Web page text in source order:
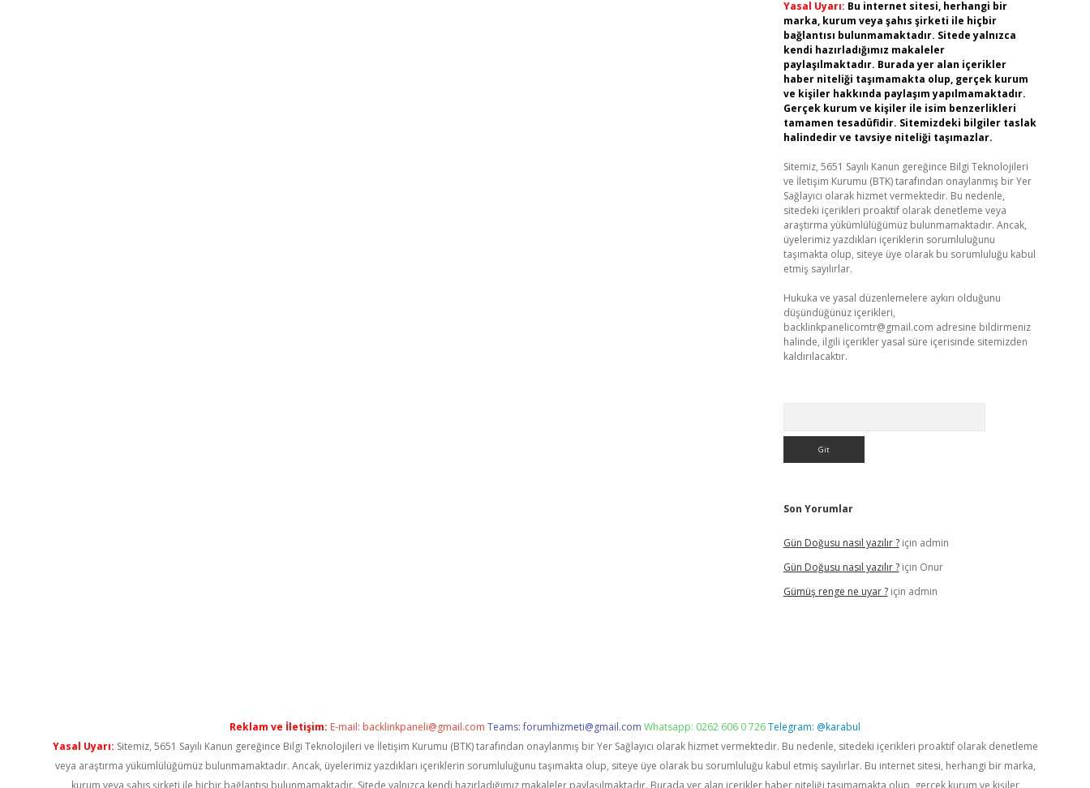
Yasal Uyarı: Bu internet sitesi, herhangi bir
marka, kurum veya şahıs şirketi ile hiçbir
bağlantısı bulunmamaktadır. Sitede yalnızca
kendi hazırladığımız makaleler
paylaşılmaktadır. Burada yer alan içerikler
haber niteliği taşımamakta olup, gerçek kurum
ve kişiler hakkında paylaşım yapılmamaktadır.
Gerçek kurum ve kişiler ile isim benzerlikleri
tamamen tesadüfidir. Sitemizdeki bilgiler taslak
halindedir ve tavsiye niteliği taşımazlar.
Sitemiz, 5651 Sayılı Kanun gereğince Bilgi Teknolojileri
ve İletişim Kurumu (BTK) tarafından onaylanmış bir Yer
Sağlayıcı olarak hizmet vermektedir. Bu nedenle,
sitedeki içerikleri proaktif olarak denetleme veya
araştırma yükümlülüğümüz bulunmamaktadır. Ancak,
üyelerimiz yazdıkları içeriklerin sorumluluğunu
taşımakta olup, siteye üye olarak bu sorumluluğu kabul
etmiş sayılırlar.
Hukuka ve yasal düzenlemelere aykırı olduğunu
düşündüğünüz içerikleri,
backlinkpanelicomtr@gmail.com adresine bildirmeniz
halinde, ilgili içerikler yasal süre içerisinde sitemizden
kaldırılacaktır.
Son Yorumlar
Gün Doğusu nasıl yazılır ?için admin
Gün Doğusu nasıl yazılır ?için Onur
Gümüş renge ne uyar ?için admin
Reklam ve İletişim: E-mail: backlinkpaneli@gmail.com Teams:forumhizmeti@gmail.com Whatsapp: 0262 606 0 726Telegram: @karabul
Yasal Uyarı: Sitemiz, 5651 Sayılı Kanun gereğince Bilgi Teknolojileri ve İletişim Kurumu (BTK) tarafından onaylanmış bir Yer Sağlayıcı olarak hizmet vermektedir. Bu nedenle, sitedeki içerikleri proaktif olarak denetleme
veya araştırma yükümlülüğümüz bulunmamaktadır. Ancak, üyelerimiz yazdıkları içeriklerin sorumluluğunu taşımakta olup, siteye üye olarak bu sorumluluğu kabul etmiş sayılırlar. Bu internet sitesi, herhangi bir marka,
kurum veya şahıs şirketi ile hiçbir bağlantısı bulunmamaktadır. Sitede yalnızca kendi hazırladığımız makaleler paylaşılmaktadır. Burada yer alan içerikler haber niteliği taşımamakta olup, gerçek kurum ve kişiler